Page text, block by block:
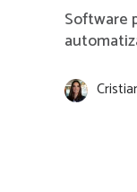
Software